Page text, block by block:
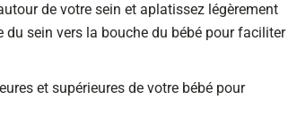
de votre sein et aplatissez légèrement
sein vers la bouche du bébé pour faciliter
et supérieures de votre bébé pour